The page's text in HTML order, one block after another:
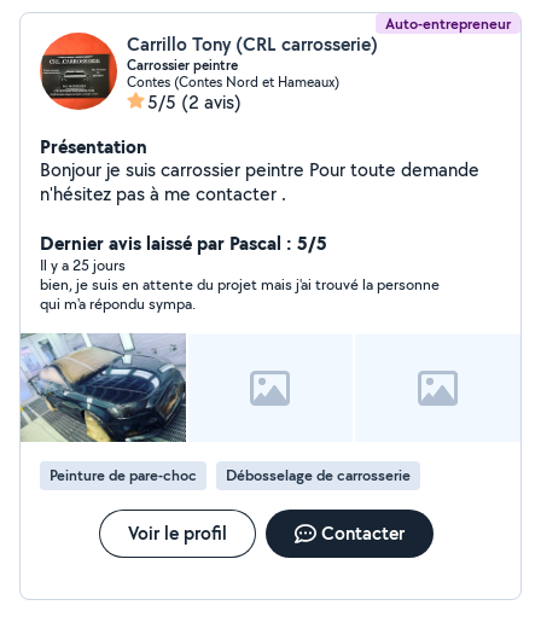
Auto-entrepreneur
Carrillo Tony (CRL carrosserie)
Carrossier peintre
Contes (Contes Nord et Hameaux)
5/5 (2 avis)
Présentation
Bonjour je suis carrossier peintre Pour toute demande
n'hésitez pas à me contacter .
Dernier avis laissé par Pascal : 5/5
Il y a 25 jours
bien, je suis en attente du projet mais j'ai trouvé la personne
qui m'a répondu sympa.
Peinture de pare-choc Débosselage de carrosserie
Voir le profil Contacter